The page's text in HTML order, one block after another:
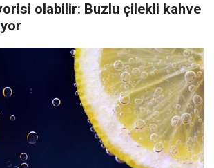
olabilir: Buzlu çilekli kahve